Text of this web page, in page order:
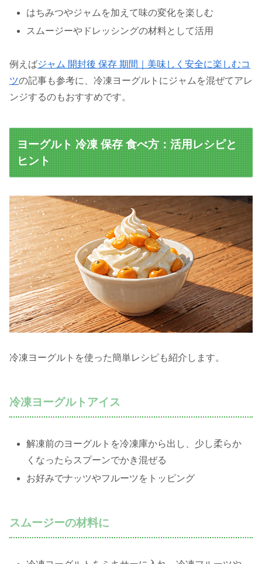
はちみつやジャムを加えて味の変化を楽しむ
スムージーやドレッシングの材料として活用
例えばジャム 開封後 保存 期間｜美味しく安全に楽しむコ
ツの記事も参考に、冷凍ヨーグルトにジャムを混ぜてアレ
ンジするのもおすすめです。
ヨーグルト 冷凍 保存 食べ方：活用レシピと
ヒント
冷凍ヨーグルトを使った簡単レシピも紹介します。
冷凍ヨーグルトアイス
解凍前のヨーグルトを冷凍庫から出し、少し柔らか
くなったらスプーンでかき混ぜる
お好みでナッツやフルーツをトッピング
スムージーの材料に